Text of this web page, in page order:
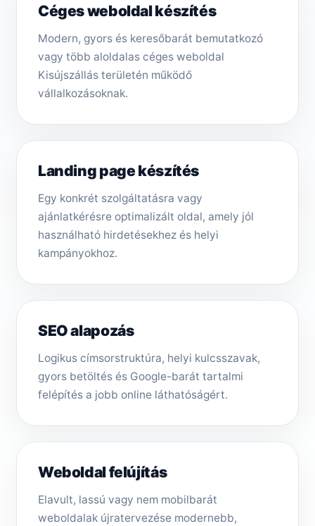
Céges weboldal készítés
Modern, gyors és keresőbarát bemutatkozó
vagy több aloldalas céges weboldal
Kisújszállás területén működő
vállalkozásoknak.
Landing page készítés
Egy konkrét szolgáltatásra vagy
ajánlatkérésre optimalizált oldal, amely jól
használható hirdetésekhez és helyi
kampányokhoz.
SEO alapozás
Logikus címsorstruktúra, helyi kulcsszavak,
gyors betöltés és Google-barát tartalmi
felépítés a jobb online láthatóságért.
Weboldal felújítás
Elavult, lassú vagy nem mobilbarát
weboldalak újratervezése modernebb,